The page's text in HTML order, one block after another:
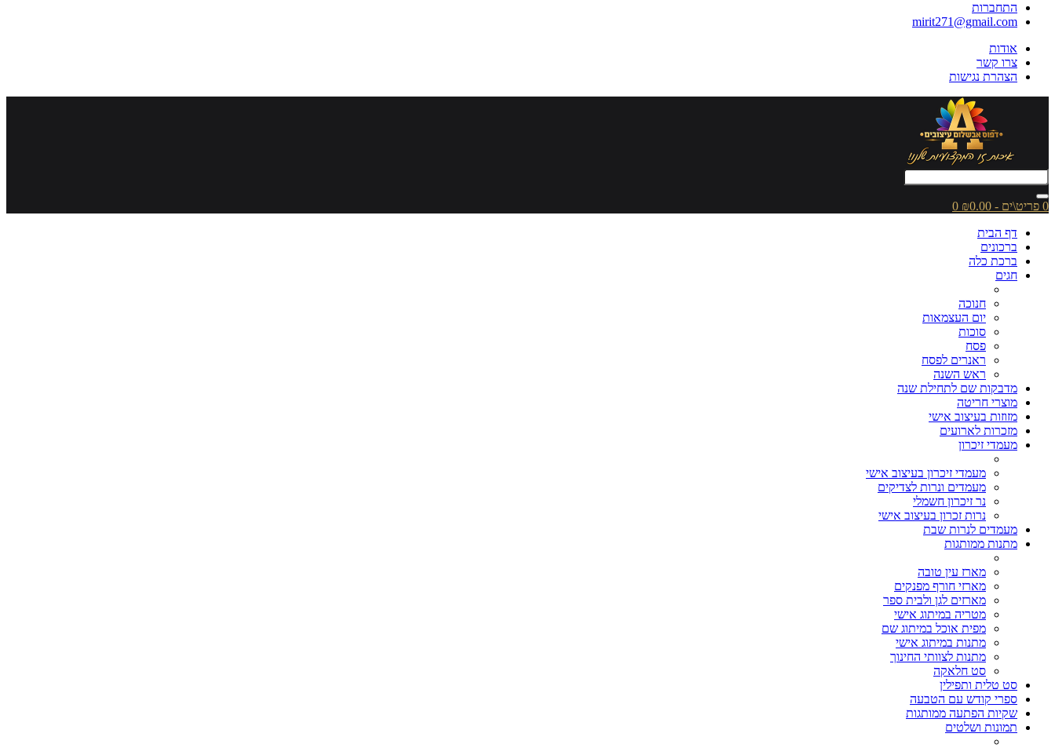
התחברות
mirit271@gmail.com
אודות
צרו קשר
הצהרת נגישות
0 פריט\ים - ₪0.00
0
דף הבית
ברכונים
ברכת כלה
חגים
חנוכה
יום העצמאות
סוכות
פסח
ראנרים לפסח
ראש השנה
מדבקות שם לתחילת שנה
מוצרי חריטה
מזוזות בעיצוב אישי
מזכרות לארועים
מעמדי זיכרון
מעמדי זיכרון בעיצוב אישי
מעמדים ונרות לצדיקים
נר זיכרון חשמלי
נרות זכרון בעיצוב אישי
מעמדים לנרות שבת
מתנות ממותגות
מארז עין טובה
מארזי חורף מפנקים
מארזים לגן ולבית ספר
מטריה במיתוג אישי
מפית אוכל במיתוג שם
מתנות במיתוג אישי
מתנות לצוותי החינוך
סט חלאקה
סט טלית ותפילין
ספרי קודש עם הטבעה
שקיות הפתעה ממותגות
תמונות ושלטים